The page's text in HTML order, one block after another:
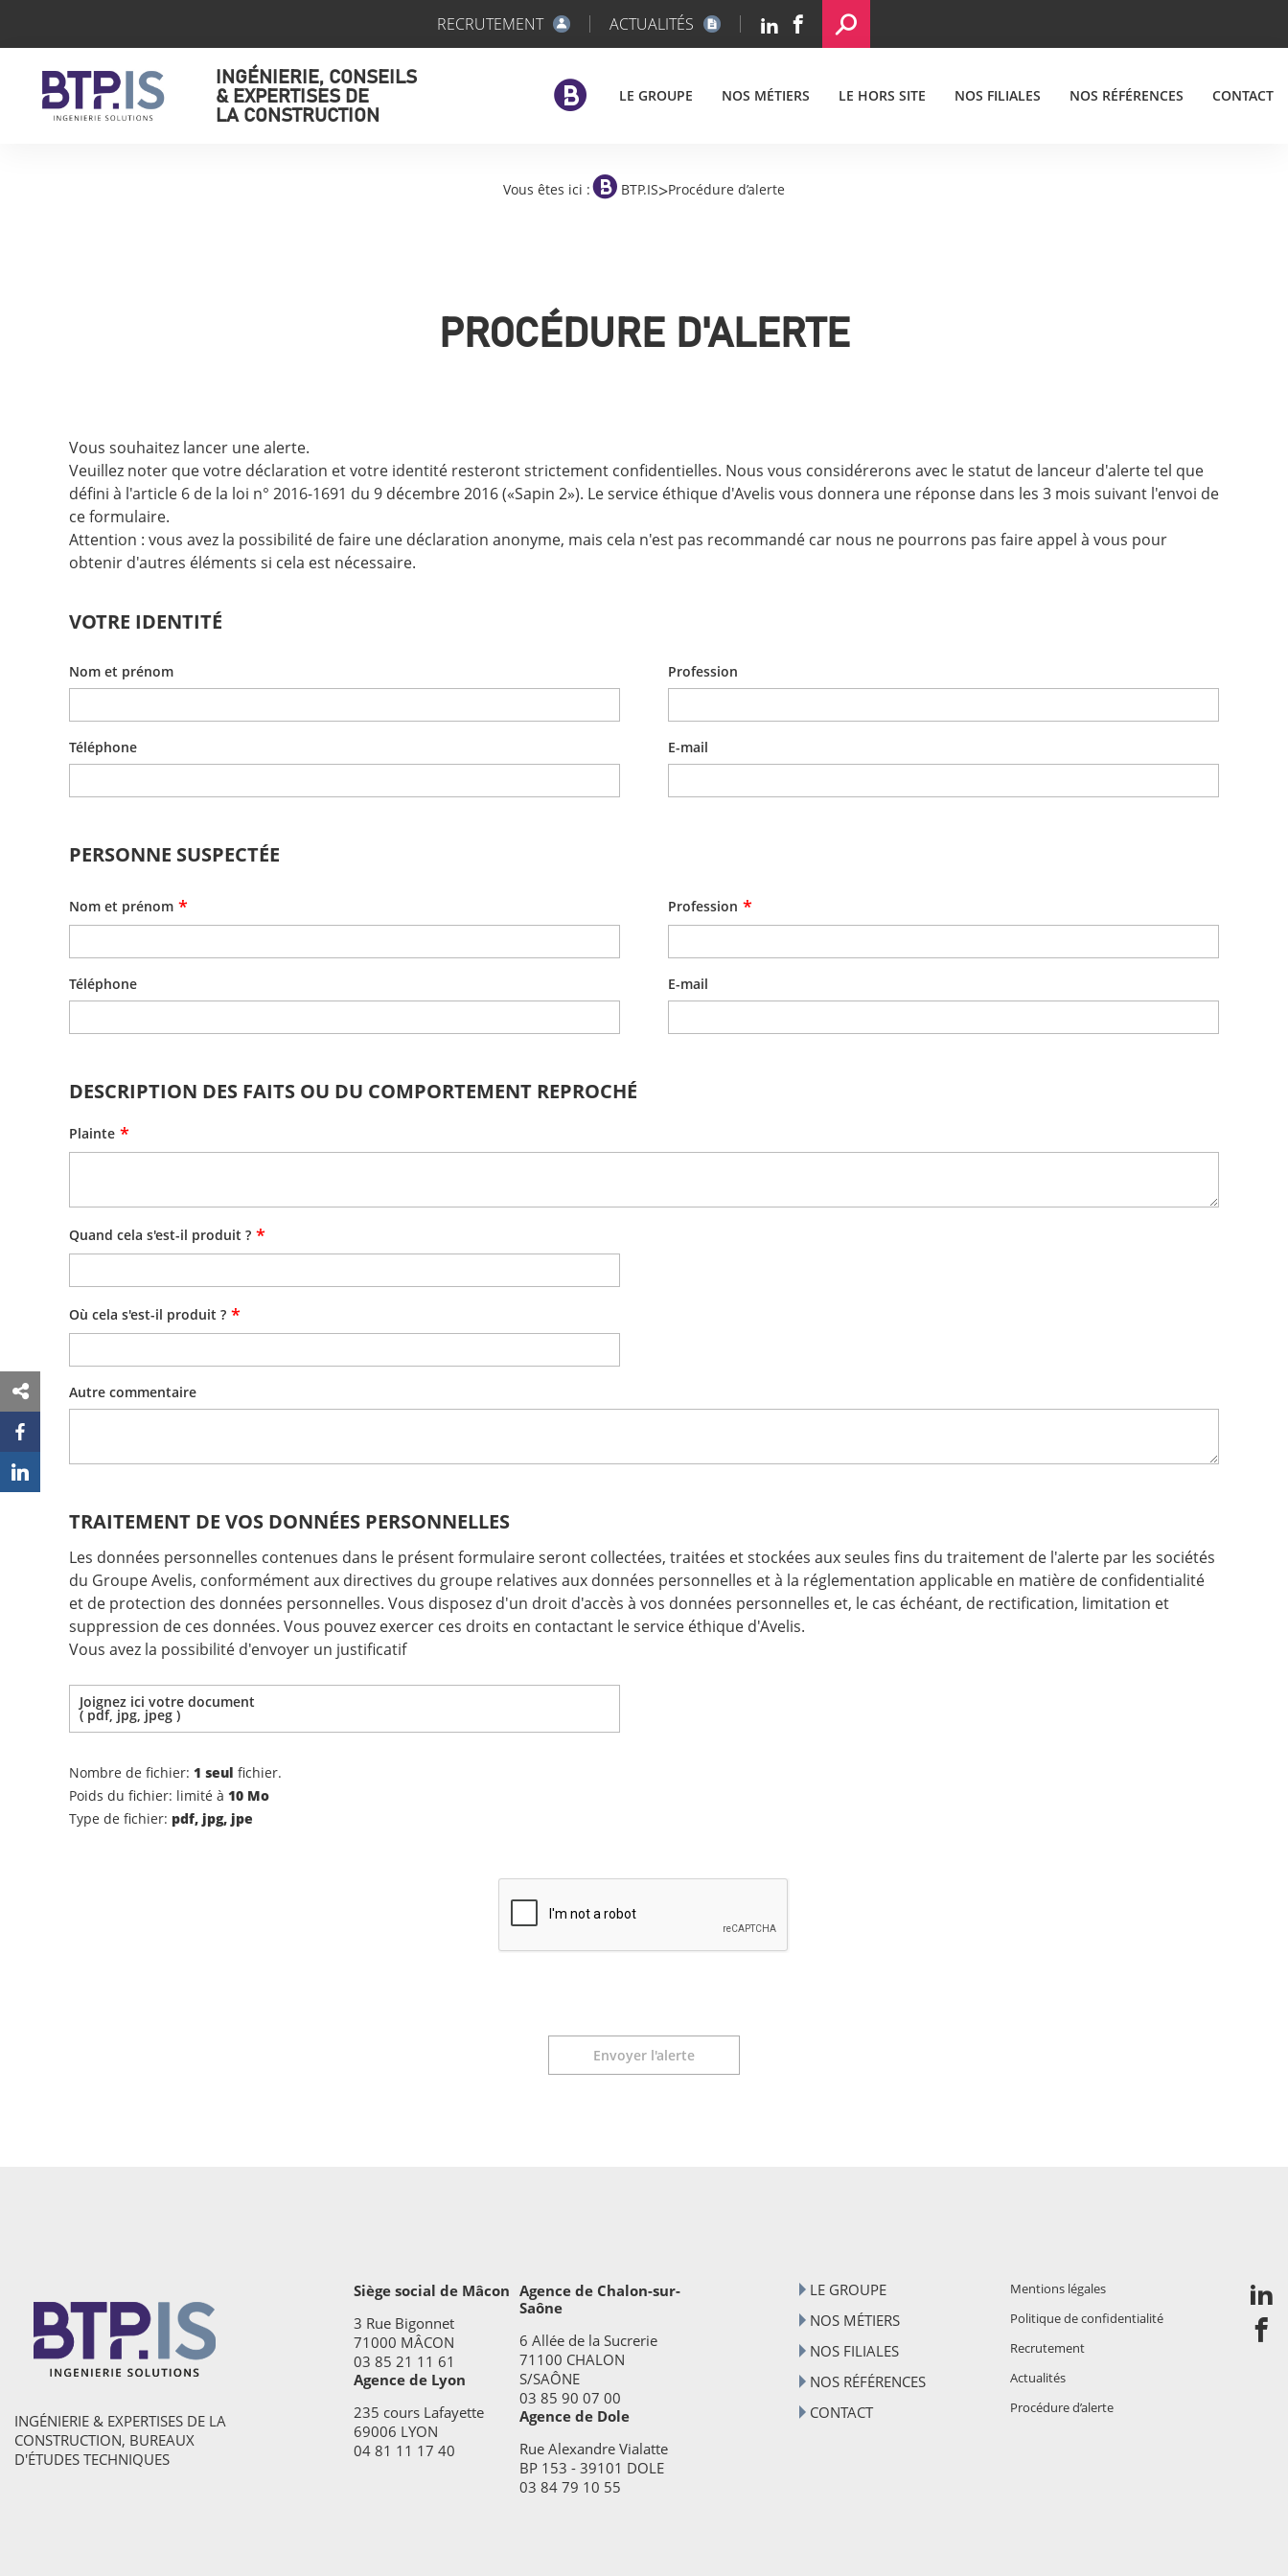
RECRUTEMENT ACTUALITÉS
INGÉNIERIE, CONSEILS
& EXPERTISES DE
LA CONSTRUCTION
LE GROUPE NOS MÉTIERS LE HORS SITE NOS FILIALES NOS RÉFÉRENCES CONTACT
Vous êtes ici : BTP.IS>Procédure d’alerte
PROCÉDURE D'ALERTE
Vous souhaitez lancer une alerte.
Veuillez noter que votre déclaration et votre identité resteront strictement confidentielles. Nous vous considérerons avec le statut de lanceur d'alerte tel que
défini à l'article 6 de la loi n° 2016-1691 du 9 décembre 2016 («Sapin 2»). Le service éthique d'Avelis vous donnera une réponse dans les 3 mois suivant l'envoi de
ce formulaire.
Attention : vous avez la possibilité de faire une déclaration anonyme, mais cela n'est pas recommandé car nous ne pourrons pas faire appel à vous pour
obtenir d'autres éléments si cela est nécessaire.
VOTRE IDENTITÉ
Nom et prénom
Téléphone
Profession
E-mail
PERSONNE SUSPECTÉE
Nom et prénom *
Téléphone
Profession *
E-mail
DESCRIPTION DES FAITS OU DU COMPORTEMENT REPROCHÉ
Plainte *
Quand cela s'est-il produit ? *
Où cela s'est-il produit ? *
Autre commentaire
TRAITEMENT DE VOS DONNÉES PERSONNELLES
Les données personnelles contenues dans le présent formulaire seront collectées, traitées et stockées aux seules fins du traitement de l'alerte par les sociétés
du Groupe Avelis, conformément aux directives du groupe relatives aux données personnelles et à la réglementation applicable en matière de confidentialité
et de protection des données personnelles. Vous disposez d'un droit d'accès à vos données personnelles et, le cas échéant, de rectification, limitation et
suppression de ces données. Vous pouvez exercer ces droits en contactant le service éthique d'Avelis.
Vous avez la possibilité d'envoyer un justificatif
Joignez ici votre document
( pdf, jpg, jpeg )
Nombre de fichier: 1 seul fichier.
Poids du fichier: limité à 10 Mo
Type de fichier: pdf, jpg, jpe
Envoyer l'alerte
INGÉNIERIE & EXPERTISES DE LA
CONSTRUCTION, BUREAUX
D'ÉTUDES TECHNIQUES
Siège social de Mâcon
3 Rue Bigonnet
71000 MÂCON
03 85 21 11 61
Agence de Lyon
235 cours Lafayette
69006 LYON
04 81 11 17 40
Agence de Chalon-sur-
Saône
6 Allée de la Sucrerie
71100 CHALON
S/SAÔNE
03 85 90 07 00
Agence de Dole
Rue Alexandre Vialatte
BP 153 - 39101 DOLE
03 84 79 10 55
LE GROUPE
NOS MÉTIERS
NOS FILIALES
NOS RÉFÉRENCES
CONTACT
Mentions légales
Politique de confidentialité
Recrutement
Actualités
Procédure d’alerte